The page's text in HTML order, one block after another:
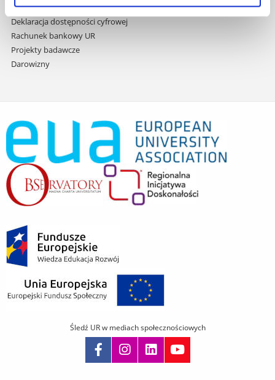
Dane kontaktowe
Deklaracja dostępności cyfrowej
Rachunek bankowy UR
Projekty badawcze
Darowizny
Śledź UR w mediach społecznościowych